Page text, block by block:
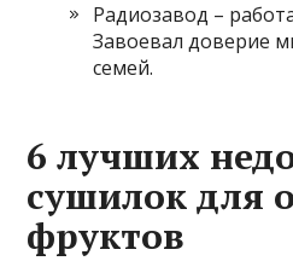
Радиозавод –
Завоевал доверие
семей.
6 лучших
сушилок для
фруктов